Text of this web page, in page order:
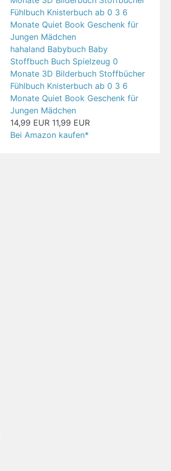
hahaland Babybuch Baby
Stoffbuch Buch Spielzeug 0
Monate 3D Bilderbuch Stoffbücher
Fühlbuch Knisterbuch ab 0 3 6
Monate Quiet Book Geschenk für
Jungen Mädchen
14,99 EUR 11,99 EUR
Bei Amazon kaufen*